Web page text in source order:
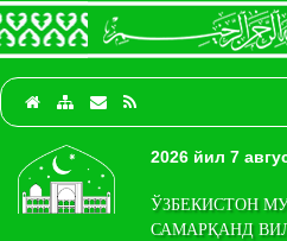
2026 йил 7
ЎЗБЕКИСТОН
САМАРҚАНД